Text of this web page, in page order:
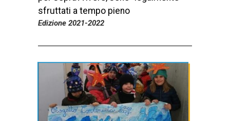
sfruttati a tempo pieno
Edizione 2021-2022